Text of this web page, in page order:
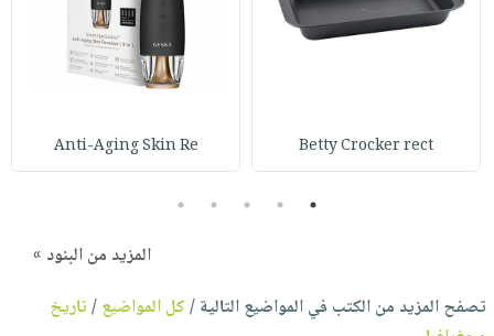
Betty Crocker rect
Anti-Aging Skin Re
1
2
3
4
5
المزيد من البنود »
تصفح المزيد من الكتب في المواضيع التالية /كل المواضيع/تاريخ